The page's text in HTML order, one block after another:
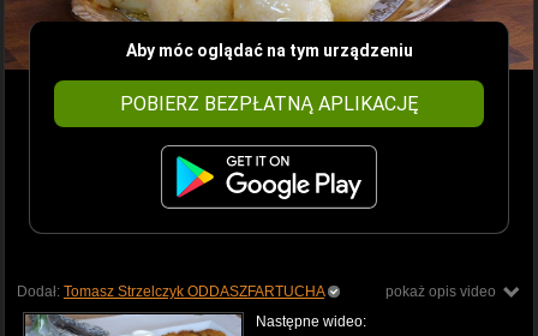
Aby móc oglądać na tym urządzeniu
POBIERZ BEZPŁATNĄ APLIKACJĘ
pokaż opis video
Dodał: Tomasz Strzelczyk ODDASZFARTUCHA
Następne wideo: